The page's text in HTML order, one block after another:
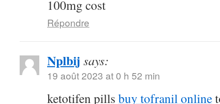
100mg cost
Répondre
Nplbij says:
19 août 2023 at 0 h 52 min
ketotifen pills buy tofranil online